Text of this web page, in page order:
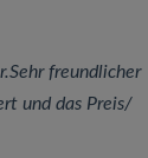
freundlicher
und das Preis/